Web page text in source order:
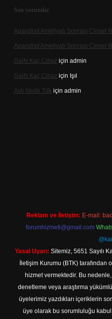
Son yorumlar
Apandisit Ameliyatı Sonrası Cinsel
Apandisit Ameliyatı Sonrası Cinsel
Gai̇N Kaç Cihaz için admin
Gai̇N Kaç Cihaz için Işıl
Aslı Nedir Tdk için admin
Reklam ve İletişim: E-mail:
forumhizmeti@gmail.com
Yasal Uyarı: Sitemiz, 5651 Sayılı
İletişim Kurumu (BTK) tarafından
hizmet vermektedir. Bu
denetleme veya araştırma
üyelerimiz yazdıkları içeriklerin
üye olarak bu sorumluluğu kabul